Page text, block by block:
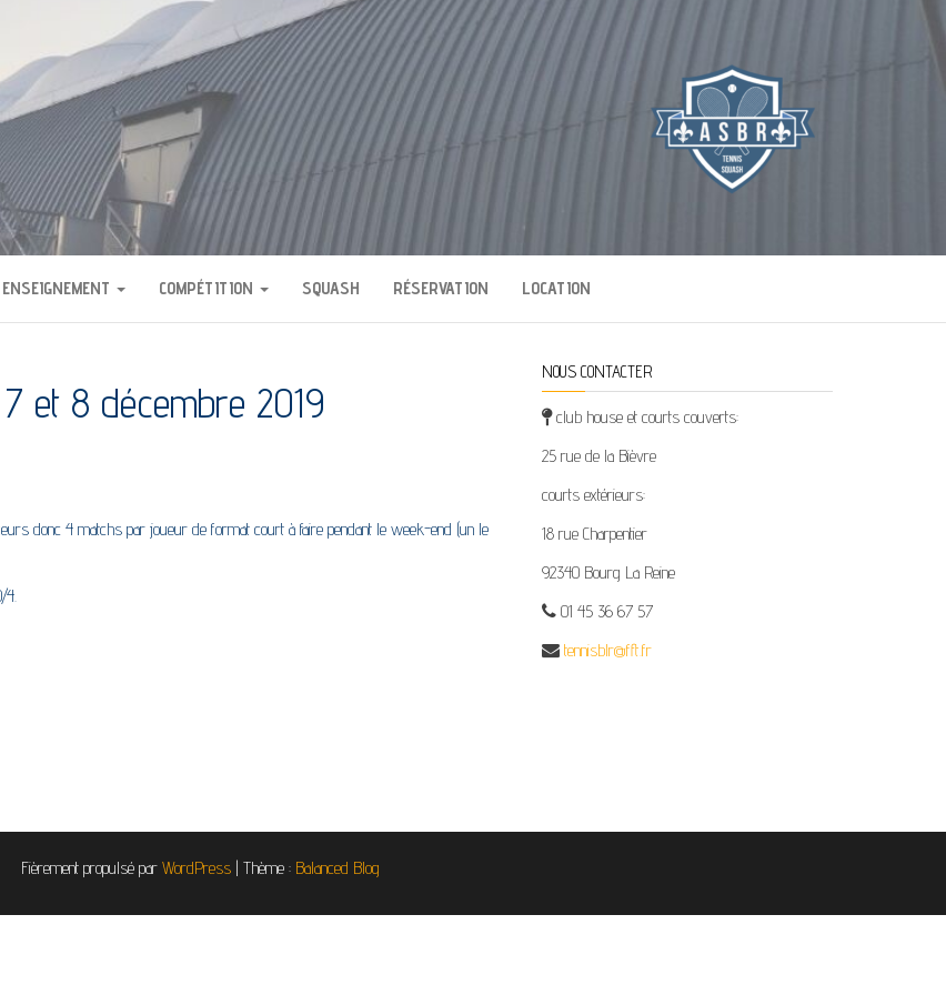
BOURG LA REINE
ENSEIGNEMENT COMPÉTITION SQUASH RÉSERVATION LOCATION
et 8 décembre 2019
donc 4 matchs par joueur de format court à faire pendant le week-end (un le
4.
NOUS CONTACTER
club house et courts couverts:
25 rue de la Bièvre
courts extérieurs:
18 rue Charpentier
92340 Bourg La Reine
01 45 36 67 57
tennisblr@fft.fr
Fièrement propulsé par WordPress | Thème : Balanced Blog